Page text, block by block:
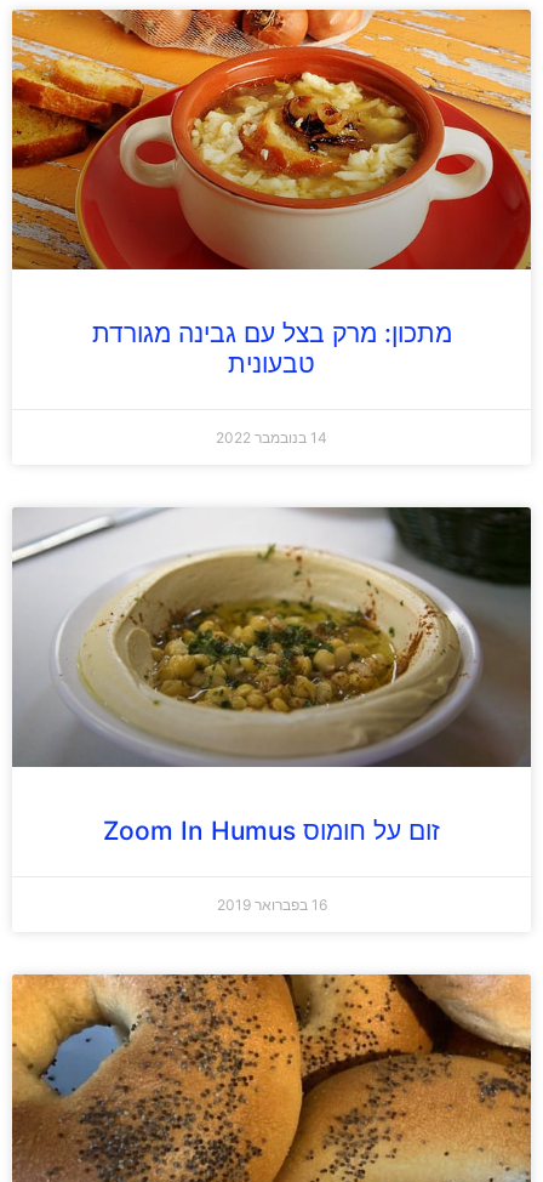
מתכון: מרק בצל עם גבינה מגורדת
טבעונית
14 בנובמבר 2022
זום על חומוס Zoom In Humus
16 בפברואר 2019